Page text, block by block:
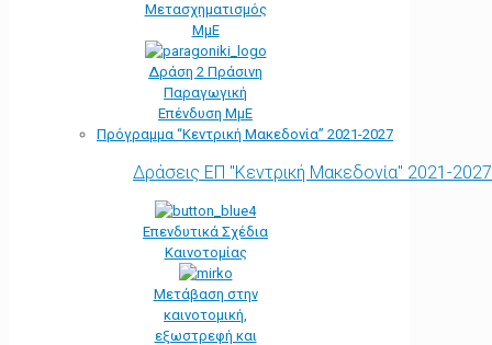
Μετασχηματισμός
ΜμΕ
Δράση 2 Πράσινη
Παραγωγική
Επένδυση ΜμΕ
Πρόγραμμα “Κεντρική Μακεδονία” 2021-2027
Δράσεις ΕΠ "Κεντρική Μακεδονία" 2021-2027
Επενδυτικά Σχέδια
Καινοτομίας
Μετάβαση στην
καινοτομική,
εξωστρεφή και